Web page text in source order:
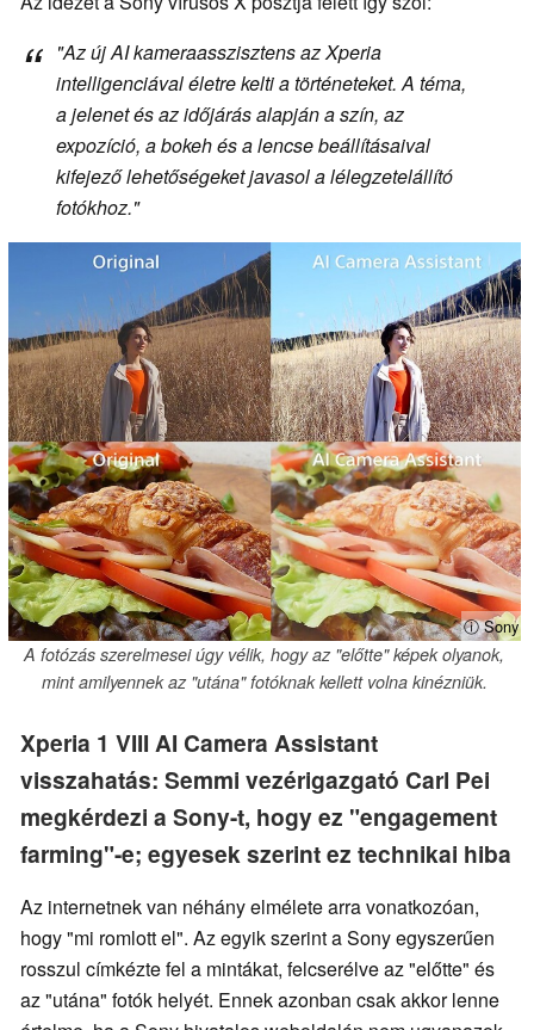
"Az új AI kameraasszisztens az Xperia
intelligenciával életre kelti a történeteket. A téma,
a jelenet és az időjárás alapján a szín, az
expozíció, a bokeh és a lencse beállításaival
kifejező lehetőségeket javasol a lélegzetelállító
fotókhoz."
ⓘ Sony
A fotózás szerelmesei úgy vélik, hogy az "előtte" képek olyanok,
mint amilyennek az "utána" fotóknak kellett volna kinézniük.
Xperia 1 VIII AI Camera Assistant
visszahatás: Semmi vezérigazgató Carl Pei
megkérdezi a Sony-t, hogy ez "engagement
farming"-e; egyesek szerint ez technikai hiba
Az internetnek van néhány elmélete arra vonatkozóan,
hogy "mi romlott el". Az egyik szerint a Sony egyszerűen
rosszul címkézte fel a mintákat, felcserélve az "előtte" és
az "utána" fotók helyét. Ennek azonban csak akkor lenne